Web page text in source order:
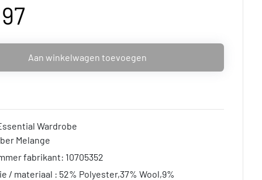
Aan winkelwagen toevoegen
Wardrobe
Melange
fabrikant: 10705352
/ materiaal : 52% Polyester,37% Wool,9%